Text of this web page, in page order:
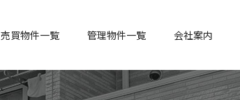
売買物件一覧 管理物件一覧 会社案内